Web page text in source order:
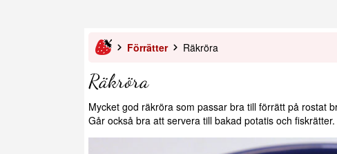
Förrätter Räkröra
Räkröra
Mycket god räkröra som passar bra till förrätt på rostat
Går också bra att servera till bakad potatis och fiskrätter.